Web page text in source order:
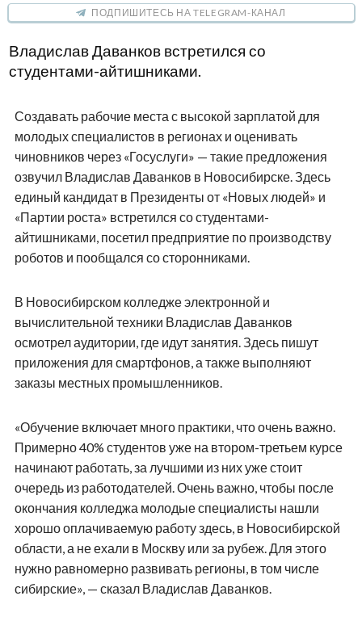
ПОДПИШИТЕСЬ НА TELEGRAM-КАНАЛ
Владислав Даванков встретился со
студентами-айтишниками.
Создавать рабочие места с высокой зарплатой для
молодых специалистов в регионах и оценивать
чиновников через «Госуслуги» — такие предложения
озвучил Владислав Даванков в Новосибирске. Здесь
единый кандидат в Президенты от «Новых людей» и
«Партии роста» встретился со студентами-
айтишниками, посетил предприятие по производству
роботов и пообщался со сторонниками.
В Новосибирском колледже электронной и
вычислительной техники Владислав Даванков
осмотрел аудитории, где идут занятия. Здесь пишут
приложения для смартфонов, а также выполняют
заказы местных промышленников.
«Обучение включает много практики, что очень важно.
Примерно 40% студентов уже на втором-третьем курсе
начинают работать, за лучшими из них уже стоит
очередь из работодателей. Очень важно, чтобы после
окончания колледжа молодые специалисты нашли
хорошо оплачиваемую работу здесь, в Новосибирской
области, а не ехали в Москву или за рубеж. Для этого
нужно равномерно развивать регионы, в том числе
сибирские», — сказал Владислав Даванков.